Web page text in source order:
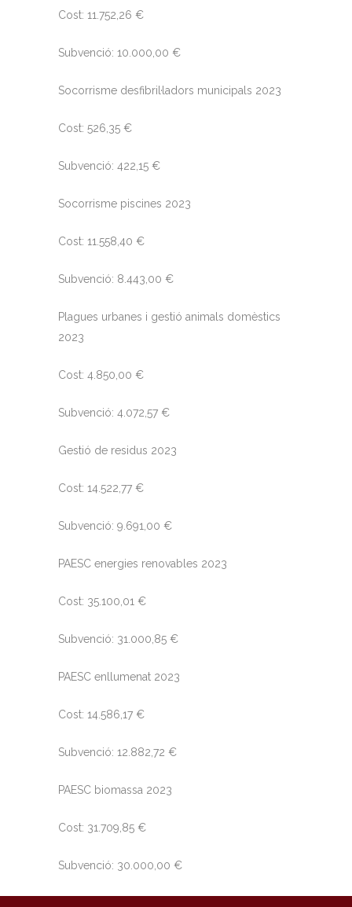
Cost: 11.752,26 €
Subvenció: 10.000,00 €
Socorrisme desfibril·ladors municipals 2023
Cost: 526,35 €
Subvenció: 422,15 €
Socorrisme piscines 2023
Cost: 11.558,40 €
Subvenció: 8.443,00 €
Plagues urbanes i gestió animals domèstics
2023
Cost: 4.850,00 €
Subvenció: 4.072,57 €
Gestió de residus 2023
Cost: 14.522,77 €
Subvenció: 9.691,00 €
PAESC energies renovables 2023
Cost: 35.100,01 €
Subvenció: 31.000,85 €
PAESC enllumenat 2023
Cost: 14.586,17 €
Subvenció: 12.882,72 €
PAESC biomassa 2023
Cost: 31.709,85 €
Subvenció: 30.000,00 €